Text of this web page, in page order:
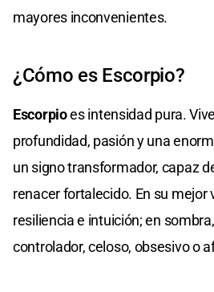
mayores inconvenientes.
¿Cómo es Escorpio?
Escorpioes intensidad pura.
profundidad, pasión y una
un signo transformador, capaz
renacer fortalecido. En su mejor
resiliencia e intuición; en
controlador, celoso, obsesivo o